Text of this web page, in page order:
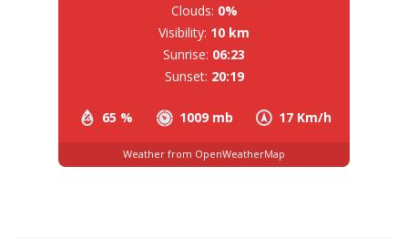
65 % 1009 mb 17 Km/h
Clouds: 0%
Visibility: 10 km
Sunrise: 06:23
Sunset: 20:19
Weather from OpenWeatherMap